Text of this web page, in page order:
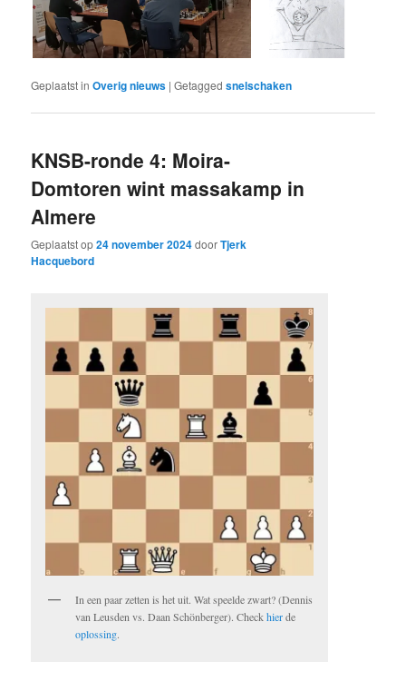
Geplaatst in Overig nieuws |Getagged snelschaken
KNSB-ronde 4: Moira-
Domtoren wint massakamp in
Almere
Geplaatst op24 november 2024doorTjerk
Hacquebord
In een paar zetten is het uit. Wat speelde zwart? (Dennis
van Leusden vs. Daan Schönberger). Checkhierde
oplossing.